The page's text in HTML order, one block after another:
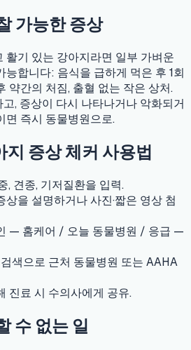
가능한 증상
활기 있는 강아지라면 일부 가벼운
합니다: 음식을 급하게 먹은 후 1회
약간의 처짐, 출혈 없는 작은 상처.
, 증상이 다시 나타나거나 악화되거
면 즉시 동물병원으로.
증상 체커 사용법
, 견종, 기저질환을 입력.
상을 설명하거나 사진·짧은 영상 첨
— 홈케어 / 오늘 동물병원 / 응급 —
색으로 근처 동물병원 또는 AAHA
진료 시 수의사에게 공유.
수 없는 일